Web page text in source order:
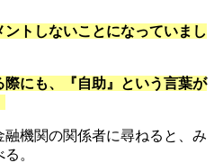
ントしないことになっていまし
際にも、『自助』という言葉が
機関の関係者に尋ねると、み
。